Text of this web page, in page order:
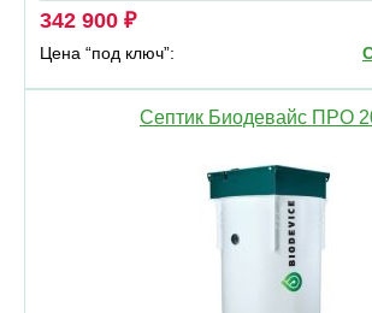
342 900 ₽
Цена “под ключ”:
Септик Биодевайс ПРО